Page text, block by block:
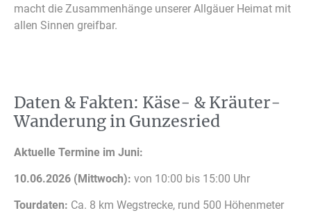
macht die Zusammenhänge unserer Allgäuer Heimat mit
allen Sinnen greifbar.
Daten & Fakten: Käse- & Kräuter-
Wanderung in Gunzesried
Aktuelle Termine im Juni:
10.06.2026 (Mittwoch): von 10:00 bis 15:00 Uhr
Tourdaten: Ca. 8 km Wegstrecke, rund 500 Höhenmeter